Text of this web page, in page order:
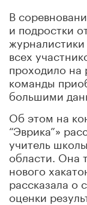
В
и подростки
всех
проходило на
команды
большими
Об этом на
“Эврика”»
учитель
области. Она
нового
рассказала о
оценки